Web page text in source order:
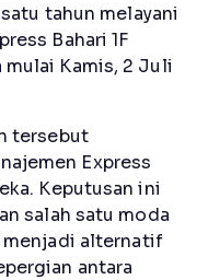
tahun melayani
Bahari 1F
Kamis, 2 Juli
tersebut
Express
Keputusan ini
salah satu moda
menjadi alternatif
antara